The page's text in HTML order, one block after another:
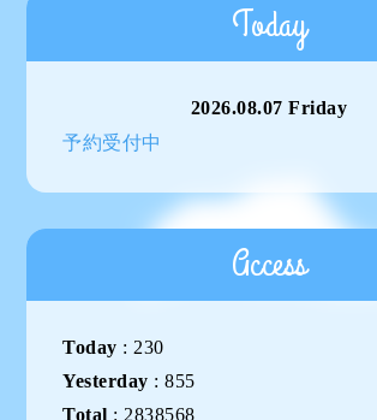
Today
2026.08.07 Friday
予約受付中
Access
Today : 230
Yesterday :855
Total : 2838568